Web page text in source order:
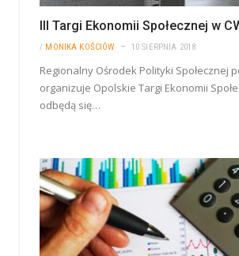
III Targi Ekonomii Społecznej w
/ MONIKA KOŚCIÓW 10 SIERPNIA 2018
Regionalny Ośrodek Polityki Społecznej
organizuje Opolskie Targi Ekonomii
odbędą się…